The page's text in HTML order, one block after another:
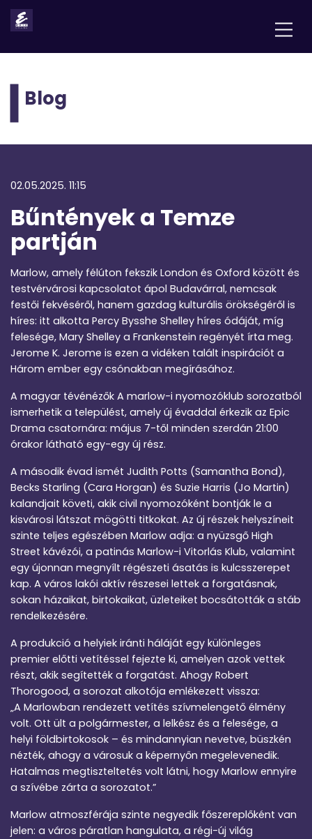
Blog
02.05.2025. 11:15
Bűntények a Temze
partján
Marlow, amely félúton fekszik London és Oxford között és
testvérvárosi kapcsolatot ápol Budavárral, nemcsak
festői fekvéséről, hanem gazdag kulturális örökségéről is
híres: itt alkotta Percy Bysshe Shelley híres ódáját, míg
felesége, Mary Shelley a Frankenstein regényét írta meg.
Jerome K. Jerome is ezen a vidéken talált inspirációt a
Három ember egy csónakban megírásához.
A magyar tévénézők A marlow-i nyomozóklub sorozatból
ismerhetik a települést, amely új évaddal érkezik az Epic
Drama csatornára: május 7-től minden szerdán 21:00
órakor látható egy-egy új rész.
A második évad ismét Judith Potts (Samantha Bond),
Becks Starling (Cara Horgan) és Suzie Harris (Jo Martin)
kalandjait követi, akik civil nyomozóként bontják le a
kisvárosi látszat mögötti titkokat​. Az új részek helyszíneit
szinte teljes egészében Marlow adja: a nyüzsgő High
Street kávézói, a patinás Marlow-i Vitorlás Klub, valamint
egy újonnan megnyílt régészeti ásatás is kulcsszerepet
kap​. A város lakói aktív részesei lettek a forgatásnak,
sokan házaikat, birtokaikat, üzleteiket bocsátották a stáb
rendelkezésére.
A produkció a helyiek iránti háláját egy különleges
premier előtti vetítéssel fejezte ki, amelyen azok vettek
részt, akik segítették a forgatást. Ahogy Robert
Thorogood, a sorozat alkotója emlékezett vissza:
„A Marlowban rendezett vetítés szívmelengető élmény
volt. Ott ült a polgármester, a lelkész és a felesége, a
helyi földbirtokosok – és mindannyian nevetve, büszkén
nézték, ahogy a városuk a képernyőn megelevenedik.
Hatalmas megtiszteltetés volt látni, hogy Marlow ennyire
a szívébe zárta a sorozatot.”​
Marlow atmoszférája szinte negyedik főszereplőként van
jelen: a város páratlan hangulata, a régi-új világ